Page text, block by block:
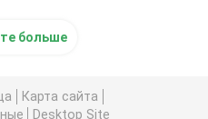
больше
Карта сайта
Desktop Site